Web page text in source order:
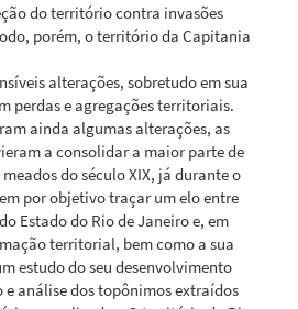
do território contra invasões
porém, o território da Capitania
alterações, sobretudo em sua
perdas e agregações territoriais.
ainda algumas alterações, as
a consolidar a maior parte de
do século XIX, já durante o
por objetivo traçar um elo entre
Estado do Rio de Janeiro e, em
territorial, bem como a sua
estudo do seu desenvolvimento
análise dos topônimos extraídos